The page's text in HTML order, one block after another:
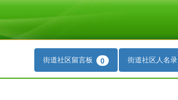
街道社区留言板 0 街道社区人名录